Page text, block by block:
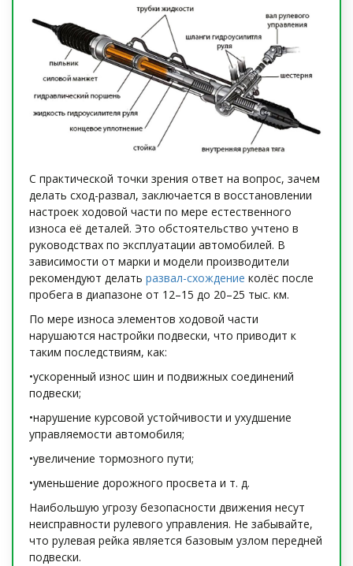
С практической точки зрения ответ на вопрос, зачем
делать сход-развал, заключается в восстановлении
настроек ходовой части по мере естественного
износа её деталей. Это обстоятельство учтено в
руководствах по эксплуатации автомобилей. В
зависимости от марки и модели производители
рекомендуют делать развал-схождение колёс после
пробега в диапазоне от 12–15 до 20–25 тыс. км.
По мере износа элементов ходовой части
нарушаются настройки подвески, что приводит к
таким последствиям, как:
•ускоренный износ шин и подвижных соединений
подвески;
•нарушение курсовой устойчивости и ухудшение
управляемости автомобиля;
•увеличение тормозного пути;
•уменьшение дорожного просвета и т. д.
Наибольшую угрозу безопасности движения несут
неисправности рулевого управления. Не забывайте,
что рулевая рейка является базовым узлом передней
подвески.